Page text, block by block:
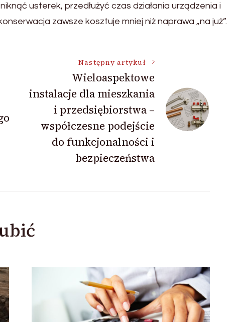
usterek, przedłużyć czas działania urządzenia i
zawsze kosztuje mniej niż naprawa „na już”.
Następny artykuł
Wieloaspektowe
instalacje dla mieszkania
i przedsiębiorstwa –
współczesne podejście
do funkcjonalności i
bezpieczeństwa